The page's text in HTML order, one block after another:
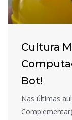
Cultura
Bot!
Nas últimas